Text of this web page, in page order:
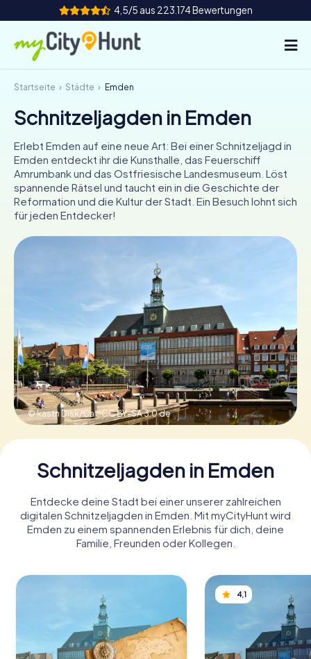
4,5/5 aus 223.174 Bewertungen
So funktioniert's
Städte
Touren
Teamevent
Tickets
Tickets buchen
Gutscheine bestellen
Startseite Städte Emden
Schnitzeljagden in Emden
Erlebt Emden auf eine neue Art: Bei einer Schnitzeljagd in
Emden entdeckt ihr die Kunsthalle, das Feuerschiff
Amrumbank und das Ostfriesische Landesmuseum. Löst
spannende Rätsel und taucht ein in die Geschichte der
Reformation und die Kultur der Stadt. Ein Besuch lohnt sich
für jeden Entdecker!
© kastn Disk/Cat,CC BY-SA 3.0 de
Schnitzeljagden in Emden
Entdecke deine Stadt bei einer unserer zahlreichen
digitalen Schnitzeljagden in Emden. Mit myCityHunt wird
Emden zu einem spannenden Erlebnis für dich, deine
Familie, Freunden oder Kollegen.
4,1